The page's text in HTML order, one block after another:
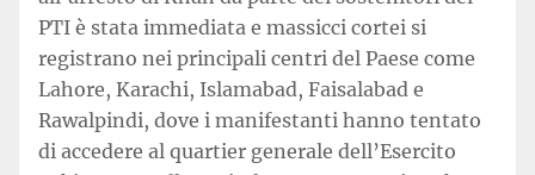
PTI è stata immediata e massicci cortei si
registrano nei principali centri del Paese come
Lahore, Karachi, Islamabad, Faisalabad e
Rawalpindi, dove i manifestanti hanno tentato
di accedere al quartier generale dell’Esercito